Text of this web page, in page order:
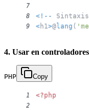
7
8
< ! -- Sintaxis
9 <h1>@lang (
4. Usar en
PHP Copy
1 <?php
2